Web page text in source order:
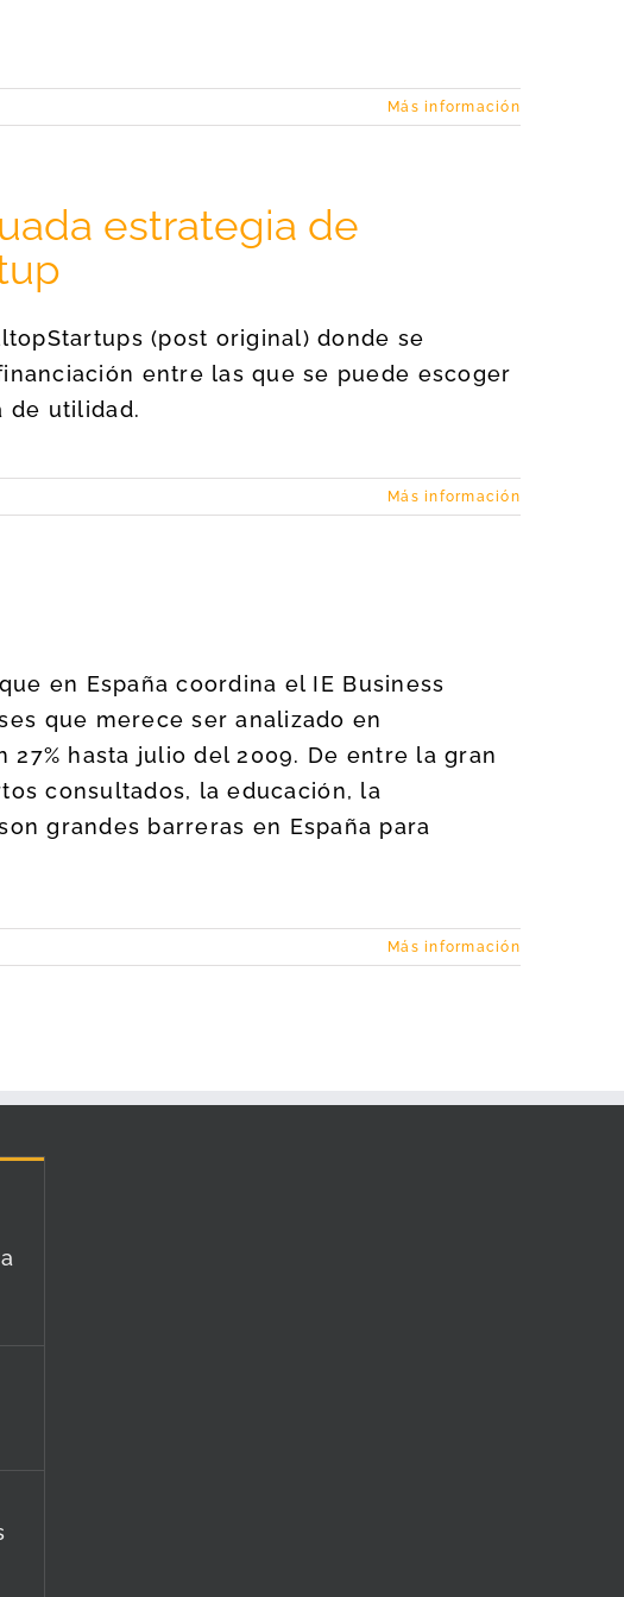
Más información
estrategia de
(post original) donde se
entre las que se puede escoger
de utilidad.
Más información
en España coordina el IE Business
que merece ser analizado en
hasta julio del 2009. De entre la gran
consultados, la educación, la
grandes barreras en España para
Más información